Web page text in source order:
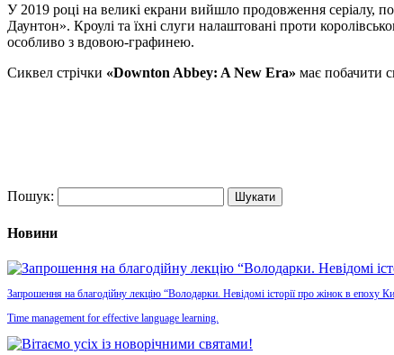
У 2019 році на великі екрани вийшло продовження серіалу,
Даунтон». Кроулі та їхні слуги налаштовані проти
особливо з вдовою-графинею.
Сиквел стрічки «Downton Abbey: A New Era» має побачити
Пошук:
Новини
Запрошення на благодійну лекцію “Володарки. Невідомі історії про жінок в епоху
Time management for effective language learning.